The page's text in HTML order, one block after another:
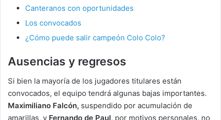
Canteranos con oportunidades
Los convocados
¿Cómo puede salir campeón Colo Colo?
Ausencias y regresos
Si bien la mayoría de los jugadores titulares están
convocados, el equipo tendrá algunas bajas importantes.
Maximiliano Falcón, suspendido por acumulación de
amarillas, y Fernando de Paul, por motivos personales, no